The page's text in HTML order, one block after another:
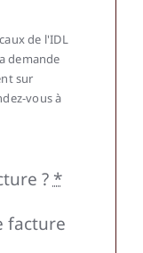
de l'IDL
demande
sur
vous à
? *
facture